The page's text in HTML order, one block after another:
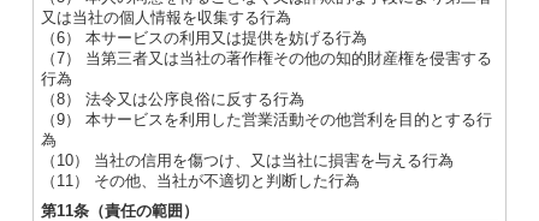
又は当社の個人情報を収集する行為
（6） 本サービスの利用又は提供を妨げる行為
（7） 当第三者又は当社の著作権その他の知的財産権を侵害する
行為
（8） 法令又は公序良俗に反する行為
（9） 本サービスを利用した営業活動その他営利を目的とする行
為
（10） 当社の信用を傷つけ、又は当社に損害を与える行為
（11） その他、当社が不適切と判断した行為
第11条（責任の範囲）